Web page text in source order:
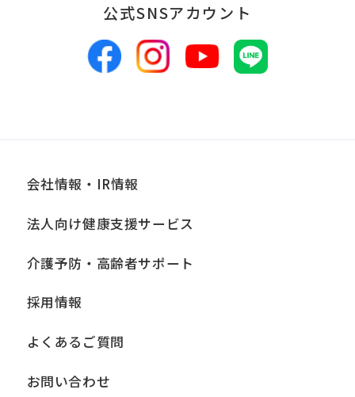
公式SNSアカウント
会社情報・IR情報
法人向け健康支援サービス
介護予防・高齢者サポート
採用情報
よくあるご質問
お問い合わせ